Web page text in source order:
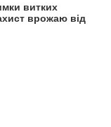
витких
врожаю від